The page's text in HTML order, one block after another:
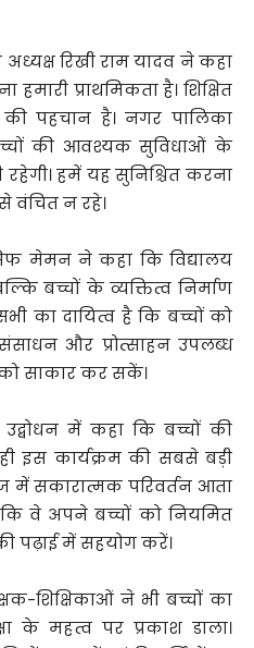
रिखी राम यादव ने कहा
हमारी प्राथमिकता है। शिक्षित
पहचान है। नगर पालिका
की आवश्यक सुविधाओं के
हमें यह सुनिश्चित करना
से वंचित न रहे।
मेमन ने कहा कि विद्यालय
बच्चों के व्यक्तित्व निर्माण
का दायित्व है कि बच्चों को
और प्रोत्साहन उपलब्ध
साकार कर सकें।
में कहा कि बच्चों की
इस कार्यक्रम की सबसे बड़ी
में सकारात्मक परिवर्तन आता
वे अपने बच्चों को नियमित
पढ़ाई में सहयोग करें।
शिक्षिकाओं ने भी बच्चों का
के महत्व पर प्रकाश डाला।